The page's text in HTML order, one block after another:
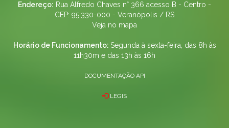
Endereço: Rua Alfredo Chaves n° 366 acesso B - Centro -
CEP: 95.330-000 - Veranópolis / RS
Veja no mapa
Horário de Funcionamento: Segunda à sexta-feira, das 8h às
11h30m e das 13h às 16h
DOCUMENTAÇÃO API
LEGIS